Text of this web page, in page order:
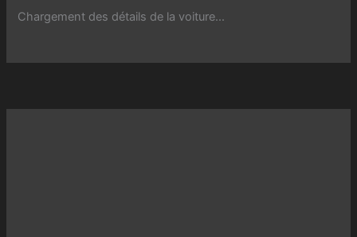
Chargement des détails de la voiture...